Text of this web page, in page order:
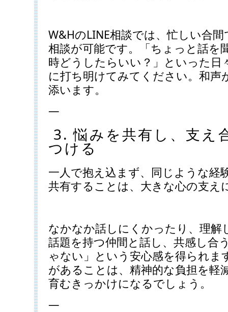
W&HのLINE相談では、忙しい合
相談が可能です。「ちょっと話を
時どうしたらいい？」といった日
に打ち明けてみてください。和声
添います。
—
3. 悩みを共有し、支え
つける
一人で抱え込まず、同じような経
共有することは、大きな心の支え
なかなか話しにくかったり、理
話題を持つ仲間と話し、共感し合
ゃない」という安心感を得られま
があることは、精神的な負担を軽
育むきっかけになるでしょう。
—